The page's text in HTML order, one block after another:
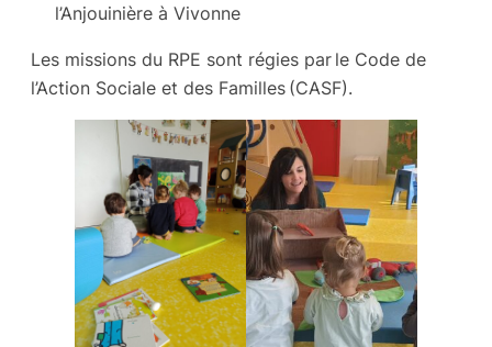
l’Anjouinière à Vivonne
Les missions du RPE sont régies par le Code de
l’Action Sociale et des Familles (CASF).